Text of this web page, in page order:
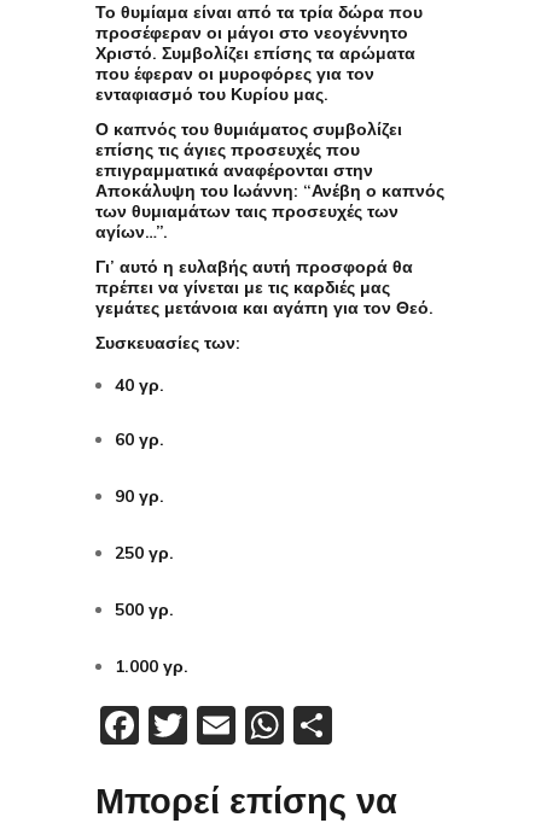
Το θυμίαμα είναι από τα τρία δώρα που
προσέφεραν οι μάγοι στο νεογέννητο
Χριστό. Συμβολίζει επίσης τα αρώματα
που έφεραν οι μυροφόρες για τον
ενταφιασμό του Κυρίου μας.
Ο καπνός του θυμιάματος συμβολίζει
επίσης τις άγιες προσευχές που
επιγραμματικά αναφέρονται στην
Αποκάλυψη του Ιωάννη: “Ανέβη ο καπνός
των θυμιαμάτων ταις προσευχές των
αγίων…”.
Γι’ αυτό η ευλαβής αυτή προσφορά θα
πρέπει να γίνεται με τις καρδιές μας
γεμάτες μετάνοια και αγάπη για τον Θεό.
Συσκευασίες των:
40 γρ.
60 γρ.
90 γρ.
250 γρ.
500 γρ.
1.000 γρ.
Facebook
Twitter
EmailWhatsApp
Μπορεί επίσης να